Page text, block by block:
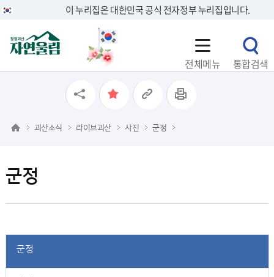
이 누리집은 대한민국 공식 전자정부 누리집입니다.
전체메뉴 통합검색
군정
괴산소식 라이브괴산 사진 군정
군정